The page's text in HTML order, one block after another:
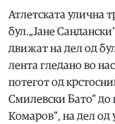
Атлетската улична
бул.„Јане
движат на дел од
лента гледано во
потегот од
Смилевски Бато“ до
Комаров“, на дел од